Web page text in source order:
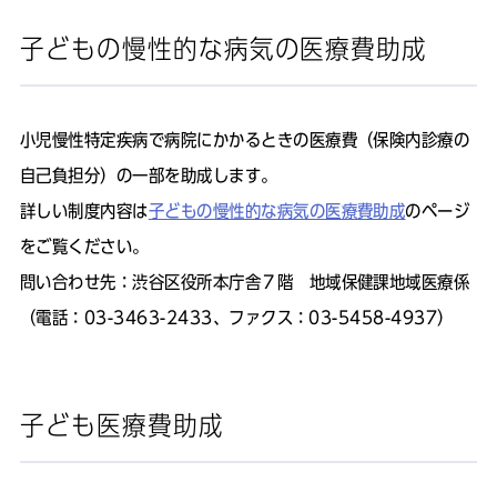
子どもの慢性的な病気の医療費助成
小児慢性特定疾病で病院にかかるときの医療費（保険内診療の
自己負担分）の一部を助成します。
詳しい制度内容は子どもの慢性的な病気の医療費助成のページ
をご覧ください。
問い合わせ先：渋谷区役所本庁舎７階 地域保健課地域医療係
（電話：03-3463-2433、ファクス：03-5458-4937）
子ども医療費助成